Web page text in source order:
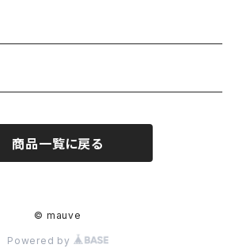
商品一覧に戻る
© mauve
Powered by